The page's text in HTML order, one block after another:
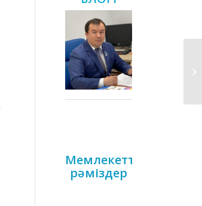
Мемлекеттік
рәміздер